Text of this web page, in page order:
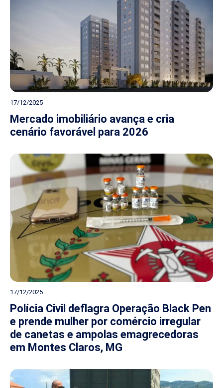
17/12/2025
Mercado imobiliário avança e cria
cenário favorável para 2026
17/12/2025
Polícia Civil deflagra Operação Black Pen
e prende mulher por comércio irregular
de canetas e ampolas emagrecedoras
em Montes Claros, MG